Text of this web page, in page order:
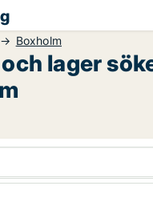
Boxholm
lager